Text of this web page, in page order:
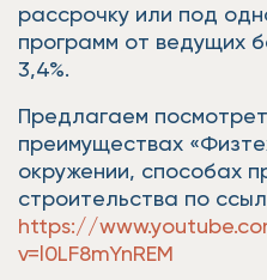
рассрочку или под
программ от ведущих
3,4%.
Предлагаем
преимуществах
окружении, способах
строительства по
https://
v=l0LF8mYnREM